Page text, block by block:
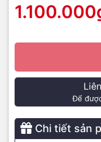
Để
Chi tiết sản